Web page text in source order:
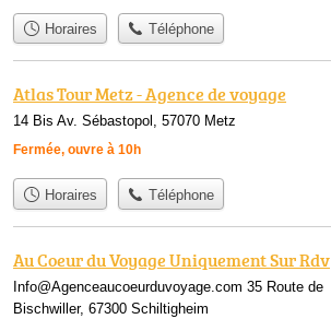
Horaires Téléphone
Atlas Tour Metz - Agence de voyage
14 Bis Av. Sébastopol, 57070 Metz
Fermée, ouvre à 10h
Horaires Téléphone
Au Coeur du Voyage Uniquement Sur Rdv
Info@Agenceaucoeurduvoyage.com 35 Route de
Bischwiller, 67300 Schiltigheim